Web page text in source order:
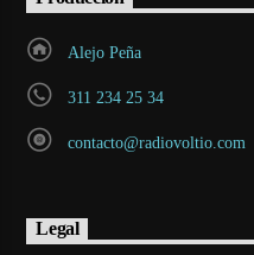
Alejo Peña
311 234 25 34
contacto@radiovoltio.com
Legal